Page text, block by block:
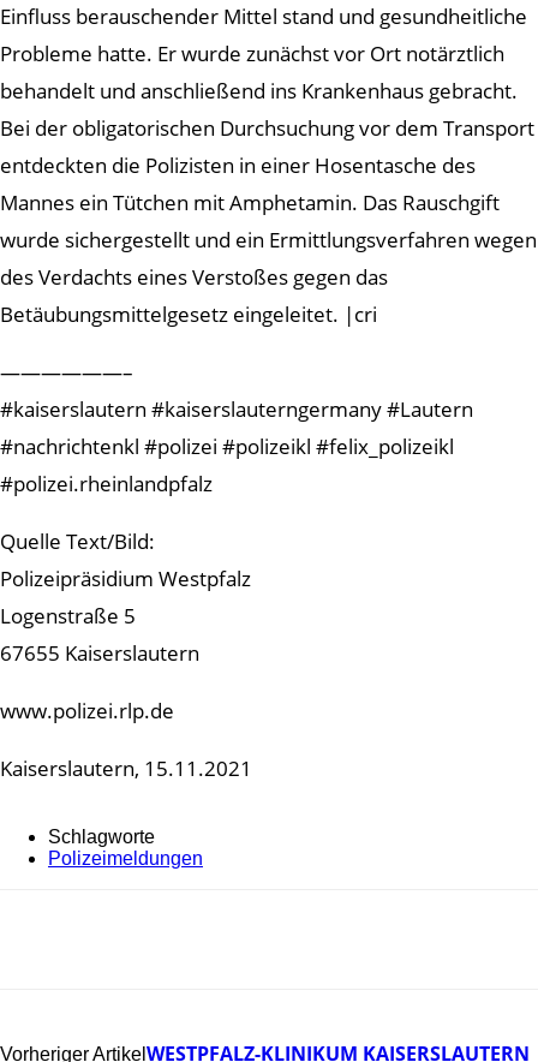
Einfluss berauschender Mittel stand und gesundheitliche
Probleme hatte. Er wurde zunächst vor Ort notärztlich
behandelt und anschließend ins Krankenhaus gebracht.
Bei der obligatorischen Durchsuchung vor dem Transport
entdeckten die Polizisten in einer Hosentasche des
Mannes ein Tütchen mit Amphetamin. Das Rauschgift
wurde sichergestellt und ein Ermittlungsverfahren wegen
des Verdachts eines Verstoßes gegen das
Betäubungsmittelgesetz eingeleitet. |cri
——————–
#kaiserslautern #kaiserslauterngermany #Lautern
#nachrichtenkl #polizei #polizeikl #felix_polizeikl
#polizei.rheinlandpfalz
Quelle Text/Bild:
Polizeipräsidium Westpfalz
Logenstraße 5
67655 Kaiserslautern
www.polizei.rlp.de
Kaiserslautern, 15.11.2021
Schlagworte
Polizeimeldungen
Vorheriger Artikel WESTPFALZ-KLINIKUM KAISERSLAUTERN